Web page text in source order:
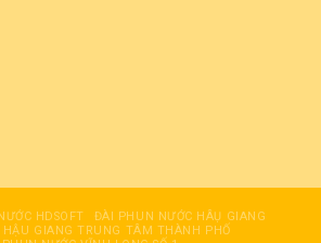
HDSOFT
ĐÀI PHUN NƯỚC HÂỤ GIANG
HẬU GIANG TRUNG TÂM THÀNH PHỐ